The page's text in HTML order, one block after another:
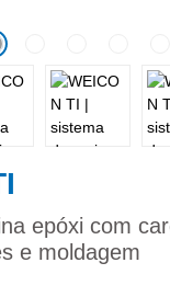
epóxi com
e moldagem